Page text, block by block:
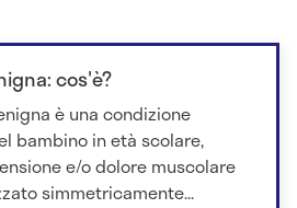
cos'è?
è una condizione
bambino in età scolare,
e/o dolore muscolare
simmetricamente...